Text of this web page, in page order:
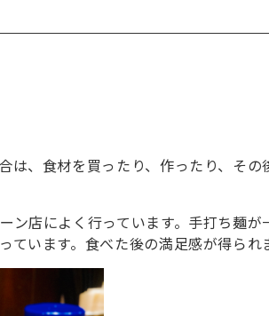
は、食材を買ったり、作ったり、そ
ン店によく行っています。手打ち麺
ています。食べた後の満足感が得られ